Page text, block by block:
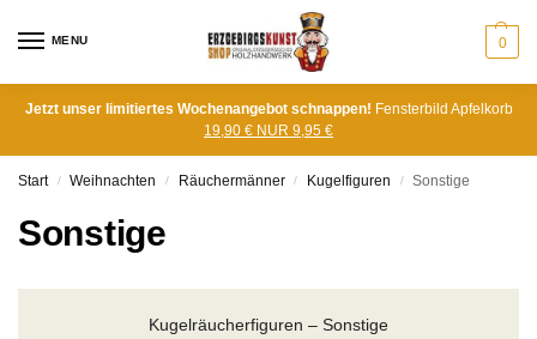
MENU 0
Jetzt unser limitiertes Wochenangebot schnappen! Fensterbild Apfelkorb
19,90 € NUR 9,95 €
Start / Weihnachten / Räuchermänner / Kugelfiguren / Sonstige
Sonstige
Kugelräucherfiguren – Sonstige